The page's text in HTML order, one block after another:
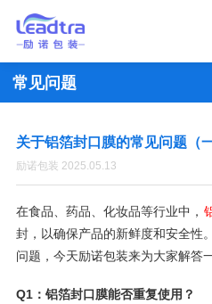
常见问题
关于铝箔封口膜的常见问题（一
励诺包装 2025.05.13
在食品、药品、化妆品等行业中，
封，以确保产品的新鲜度和安全性
问题，今天励诺包装来为大家解答一
Q1：铝箔封口膜能否重复使用？